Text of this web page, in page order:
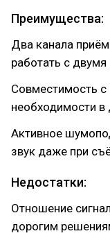
Преимущества:
Два канала
работать с
Совместимость с
необходимости в
Активное
звук даже при
Недостатки:
Отношение
дорогим